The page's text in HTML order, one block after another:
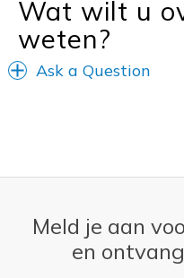
Wat wilt u
weten?
Ask a Question
Meld je aan
en ontvang